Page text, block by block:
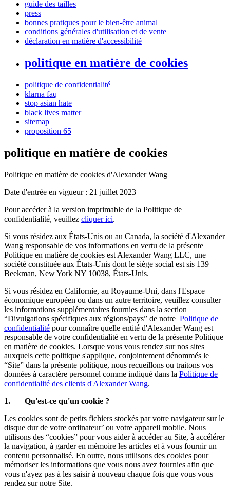
guide des tailles
press
bonnes pratiques pour le bien-être animal
conditions générales d'utilisation et de vente
déclaration en matière d'accessibilité
politique en matière de cookies
politique de confidentialité
klarna faq
stop asian hate
black lives matter
sitemap
proposition 65
politique en matière de cookies
Politique en matière de cookies d'Alexander Wang
Date d'entrée en vigueur : 21 juillet 2023
Pour accéder à la version imprimable de la Politique de
confidentialité, veuillez cliquer ici.
Si vous résidez aux États-Unis ou au Canada, la société d'Alexander
Wang responsable de vos informations en vertu de la présente
Politique en matière de cookies est Alexander Wang LLC, une
société constituée aux États-Unis dont le siège social est sis 139
Beekman, New York NY 10038, États-Unis.
Si vous résidez en Californie, au Royaume-Uni, dans l'Espace
économique européen ou dans un autre territoire, veuillez consulter
les informations supplémentaires fournies dans la section
“Divulgations spécifiques aux régions/pays” de notre Politique de
confidentialité pour connaître quelle entité d'Alexander Wang est
responsable de votre confidentialité en vertu de la présente Politique
en matière de cookies. Lorsque vous vous rendez sur nos sites
auxquels cette politique s'applique, conjointement dénommés le
“Site” dans la présente politique, nous recueillons ou traitons vos
données à caractère personnel comme indiqué dans la Politique de
confidentialité des clients d'Alexander Wang.
1. Qu'est-ce qu'un cookie ?
Les cookies sont de petits fichiers stockés par votre navigateur sur le
disque dur de votre ordinateur’ ou votre appareil mobile. Nous
utilisons des “cookies” pour vous aider à accéder au Site, à accélérer
la navigation, à garder en mémoire les articles et à vous fournir un
contenu personnalisé. En outre, nous utilisons des cookies pour
mémoriser les informations que vous nous avez fournies afin que
vous n'ayez pas à les saisir à nouveau chaque fois que vous vous
rendez sur notre Site.